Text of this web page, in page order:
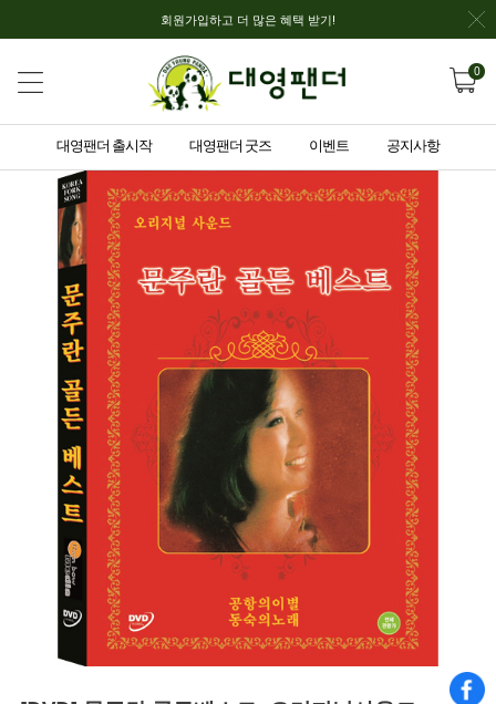
회원가입하고 더 많은 혜택 받기!
0
대영팬더 출시작 대영팬더 굿즈 이벤트 공지사항